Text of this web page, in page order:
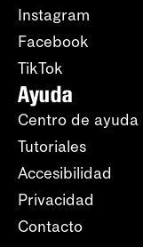
Instagram
Facebook
TikTok
Ayuda
Centro de ayuda
Tutoriales
Accesibilidad
Privacidad
Contacto